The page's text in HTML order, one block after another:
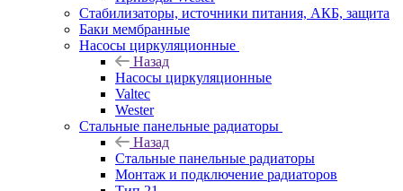
Стабилизаторы, источники питания, АКБ, защита
Баки мембранные
Насосы циркуляционные
Назад
Насосы циркуляционные
Valtec
Wester
Стальные панельные радиаторы
Назад
Стальные панельные радиаторы
Монтаж и подключение радиаторов